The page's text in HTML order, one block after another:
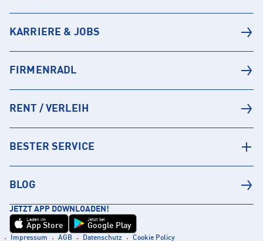
KARRIERE & JOBS
FIRMENRADL
RENT / VERLEIH
BESTER SERVICE
BLOG
JETZT APP DOWNLOADEN!
Laden im
App Store
Jetzt bei
Google Play
Impressum AGB Datenschutz Cookie Policy